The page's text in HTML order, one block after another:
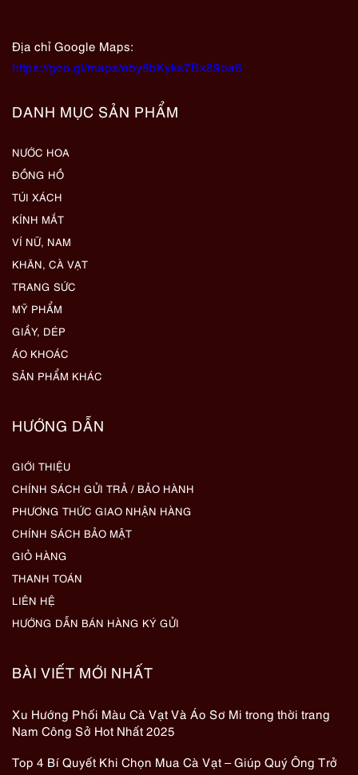
Địa chỉ Google Maps:
https://goo.gl/maps/eby8bKyks7Bx89oa6
DANH MỤC SẢN PHẨM
NƯỚC HOA
ĐỒNG HỒ
TÚI XÁCH
KÍNH MẮT
VÍ NỮ, NAM
KHĂN, CÀ VẠT
TRANG SỨC
MỸ PHẨM
GIẦY, DÉP
ÁO KHOÁC
SẢN PHẨM KHÁC
HƯỚNG DẪN
GIỚI THIỆU
CHÍNH SÁCH GỬI TRẢ / BẢO HÀNH
PHƯƠNG THỨC GIAO NHẬN HÀNG
CHÍNH SÁCH BẢO MẬT
GIỎ HÀNG
THANH TOÁN
LIÊN HỆ
HƯỚNG DẪN BÁN HÀNG KÝ GỬI
BÀI VIẾT MỚI NHẤT
Xu Hướng Phối Màu Cà Vạt Và Áo Sơ Mi trong thời trang
Nam Công Sở Hot Nhất 2025
Top 4 Bí Quyết Khi Chọn Mua Cà Vạt – Giúp Quý Ông Trở